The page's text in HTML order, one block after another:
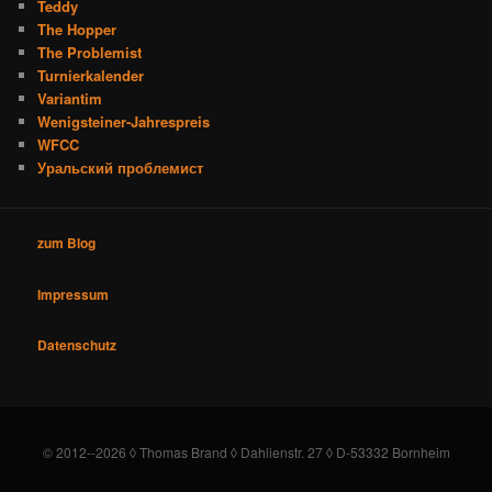
Teddy
The Hopper
The Problemist
Turnierkalender
Variantim
Wenigsteiner-Jahrespreis
WFCC
Уральский проблемист
zum Blog
Impressum
Datenschutz
© 2012--2026 ◊ Thomas Brand ◊ Dahlienstr. 27 ◊ D-53332 Bornheim